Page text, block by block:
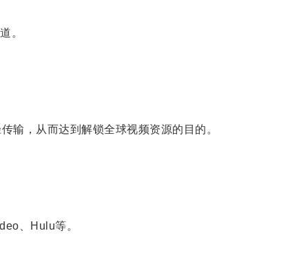
。
，从而达到解锁全球视频资源的目的。
、Hulu等。